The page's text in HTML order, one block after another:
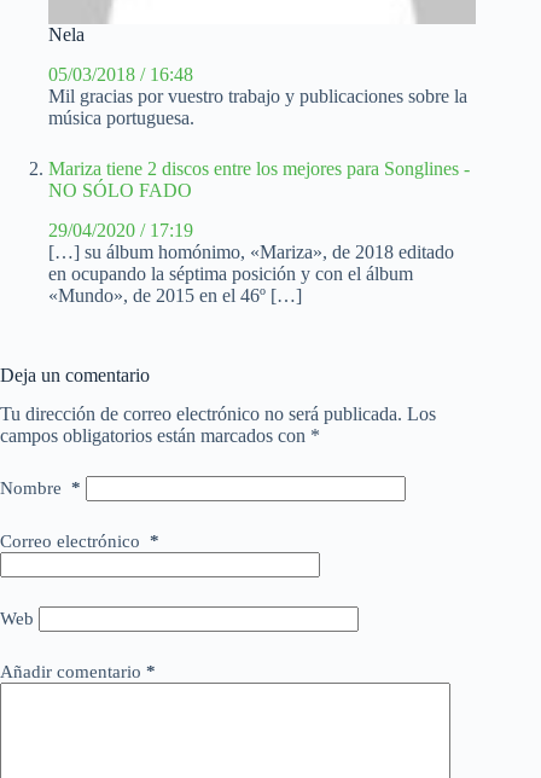
Nela
05/03/2018 / 16:48
Mil gracias por vuestro trabajo y publicaciones sobre la
música portuguesa.
Mariza tiene 2 discos entre los mejores para Songlines -
NO SÓLO FADO
29/04/2020 / 17:19
[…] su álbum homónimo, «Mariza», de 2018 editado
en ocupando la séptima posición y con el álbum
«Mundo», de 2015 en el 46º […]
Deja un comentario
Tu dirección de correo electrónico no será publicada. Los
campos obligatorios están marcados con *
Nombre *
Correo electrónico *
Web
Añadir comentario *